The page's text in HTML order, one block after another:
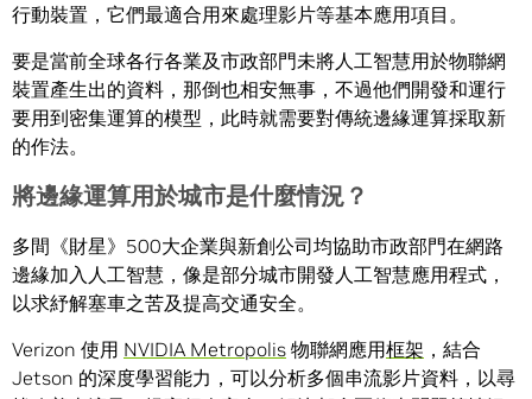
行動裝置，它們最適合用來處理影片等基本應用項目。
要是當前全球各行各業及市政部門未將人工智慧用於物聯網
裝置產生出的資料，那倒也相安無事，不過他們開發和運行
要用到密集運算的模型，此時就需要對傳統邊緣運算採取新
的作法。
將邊緣運算用於城市是什麼情況？
多間《財星》500大企業與新創公司均協助市政部門在網路
邊緣加入人工智慧，像是部分城市開發人工智慧應用程式，
以求紓解塞車之苦及提高交通安全。
Verizon 使用 NVIDIA Metropolis 物聯網應用框架 ，結合
Jetson 的深度學習能力，可以分析多個串流影片資料，以尋